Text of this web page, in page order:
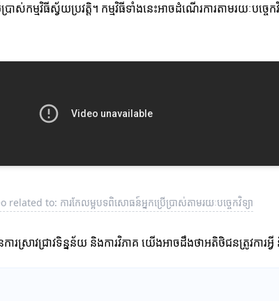
កម្មវិធីស្វ័យប្រវត្តិ។ កម្មវិធីទាំងនេះអាចដំណើរការតាមរយៈបច្ច
related to: ការកែលម្អបទពិសោធន៍អ្នកប្រើប្រាស់តាមរយៈបច្ចេកវិទ្យា
រាវជ្រាវទិន្នន័យ និងការវិភាគ យើងអាចដឹងថាអតិថិជនត្រូវការអ្វី